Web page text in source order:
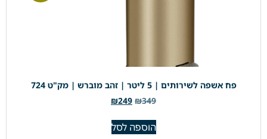
פח אשפה לשירותים | 5 ליטר | זהב מוברש | מק"ט 724
₪349
₪249
הוספה לסל